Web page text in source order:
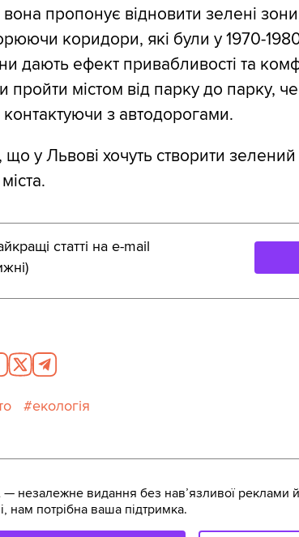
вона пропонує відновити зелені
коридори, які були у 1970-
дають ефект привабливості та
пройти містом від парку до парку,
контактуючи з автодорогами.
у Львові хочуть створити
статті на e-mail
екологія
— незалежне видання без навʼязливої реклами
нам потрібна ваша підтримка.